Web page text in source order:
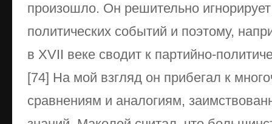
произошло. Он решительно
политических событий и поэтому,
в XVII веке сводит к партийно-
[74] На мой взгляд он прибегал к
сравнениям и аналогиям,